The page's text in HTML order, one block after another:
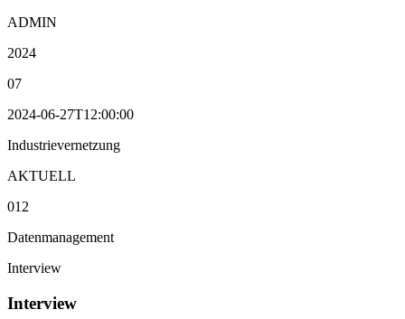
ADMIN
2024
07
2024-06-27T12:00:00
Industrievernetzung
AKTUELL
012
Datenmanagement
Interview
Interview